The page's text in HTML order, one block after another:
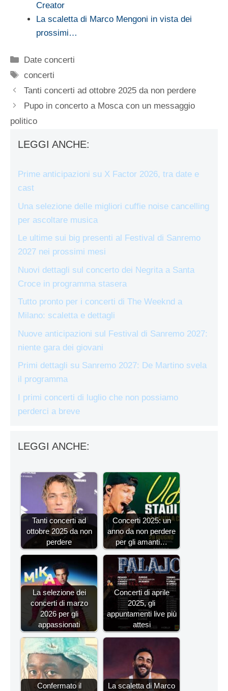
Creator
La scaletta di Marco Mengoni in vista dei
prossimi…
Categorie
Date concerti
Tag
concerti
Tanti concerti ad ottobre 2025 da non perdere
Pupo in concerto a Mosca con un messaggio
politico
LEGGI ANCHE:
Prime anticipazioni su X Factor 2026, tra date e
cast
Una selezione delle migliori cuffie noise cancelling
per ascoltare musica
Le ultime sui big presenti al Festival di Sanremo
2027 nei prossimi mesi
Nuovi dettagli sul concerto dei Negrita a Santa
Croce in programma stasera
Tutto pronto per i concerti di The Weeknd a
Milano: scaletta e dettagli
Nuove anticipazioni sul Festival di Sanremo 2027:
niente gara dei giovani
Primi dettagli su Sanremo 2027: De Martino svela
il programma
I primi concerti di luglio che non possiamo
perderci a breve
LEGGI ANCHE:
Tanti concerti ad
ottobre 2025 da non
perdere
Concerti 2025: un
anno da non perdere
per gli amanti…
La selezione dei
concerti di marzo
2026 per gli
appassionati
Concerti di aprile
2025, gli
appuntamenti live più
attesi
Confermato il
La scaletta di Marco